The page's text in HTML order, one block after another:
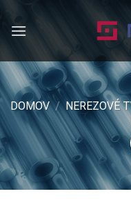
DOMOV / NEREZOVÉ